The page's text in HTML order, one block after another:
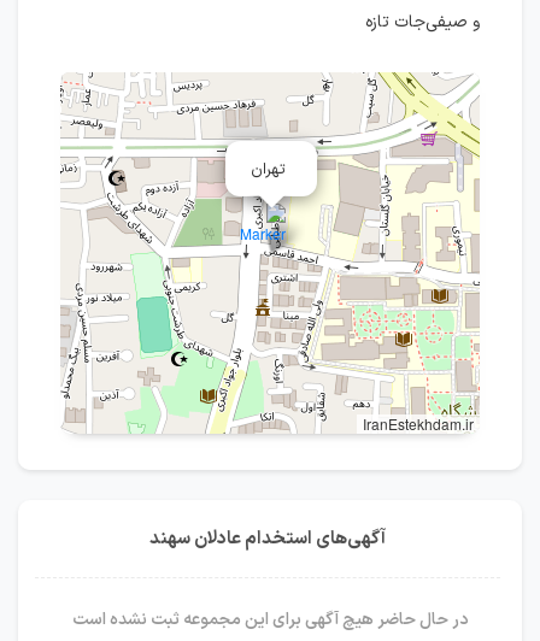
و صیفی‌جات تازه
تهران
IranEstekhdam.ir
آگهی‌های استخدام عادلان سهند
در حال حاضر هیچ آگهی برای این مجموعه ثبت نشده است